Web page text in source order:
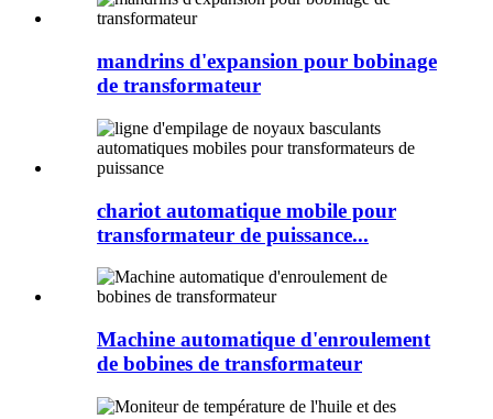
mandrins d'expansion pour bobinage
de transformateur
chariot automatique mobile pour
transformateur de puissance...
Machine automatique d'enroulement
de bobines de transformateur